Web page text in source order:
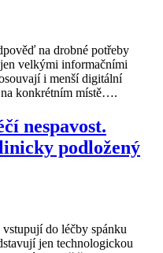
na drobné potřeby
velkými informačními
i menší digitální
na konkrétním místě….
nespavost.
podložený
do léčby spánku
jen technologickou